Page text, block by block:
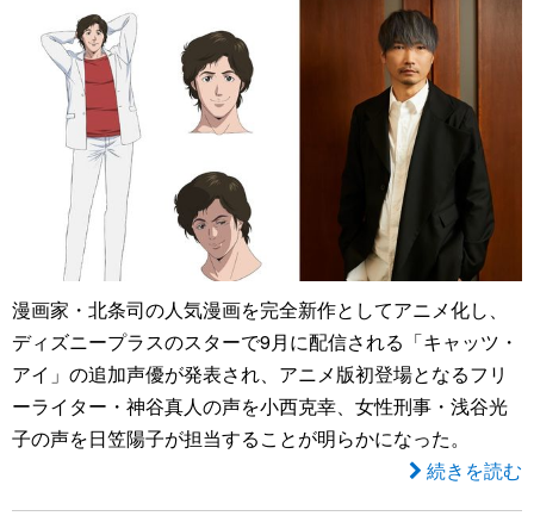
漫画家・北条司の人気漫画を完全新作としてアニメ化し、
ディズニープラスのスターで9月に配信される「キャッツ・
アイ」の追加声優が発表され、アニメ版初登場となるフリ
ーライター・神谷真人の声を小西克幸、女性刑事・浅谷光
子の声を日笠陽子が担当することが明らかになった。
続きを読む